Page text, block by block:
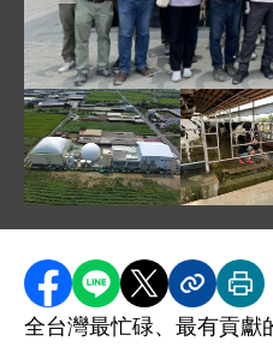
圖片說明：參觀八翁里畜
分享至 Facebook
分享到 LINE
分享到 X
分享內列
全台灣最忙碌、最有貢獻